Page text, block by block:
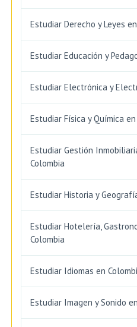
Estudiar Derecho y Leyes
Estudiar Educación y
Estudiar Electrónica y
Estudiar Física y Química
Estudiar Gestión
Colombia
Estudiar Historia y
Estudiar Hotelería,
Colombia
Estudiar Idiomas en
Estudiar Imagen y Sonido